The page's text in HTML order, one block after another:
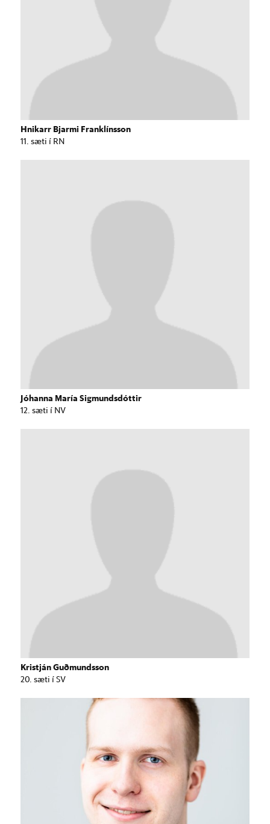
Hnikarr Bjarmi Franklínsson
11. sæti í RN
Jóhanna María Sigmundsdóttir
12. sæti í NV
Kristján Guðmundsson
20. sæti í SV